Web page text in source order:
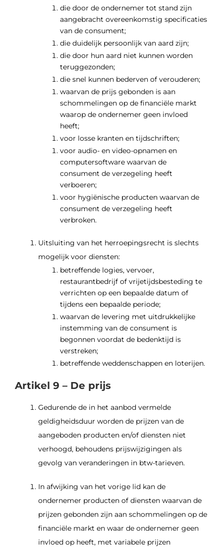
die door de ondernemer tot stand zijn
aangebracht overeenkomstig specificaties
van de consument;
die duidelijk persoonlijk van aard zijn;
die door hun aard niet kunnen worden
teruggezonden;
die snel kunnen bederven of verouderen;
waarvan de prijs gebonden is aan
schommelingen op de financiële markt
waarop de ondernemer geen invloed
heeft;
voor losse kranten en tijdschriften;
voor audio- en video-opnamen en
computersoftware waarvan de
consument de verzegeling heeft
verboeren;
voor hygiënische producten waarvan de
consument de verzegeling heeft
verbroken.
Uitsluiting van het herroepingsrecht is slechts
mogelijk voor diensten:
betreffende logies, vervoer,
restaurantbedrijf of vrijetijdsbesteding te
verrichten op een bepaalde datum of
tijdens een bepaalde periode;
waarvan de levering met uitdrukkelijke
instemming van de consument is
begonnen voordat de bedenktijd is
verstreken;
betreffende weddenschappen en loterijen.
Artikel 9 – De prijs
Gedurende de in het aanbod vermelde
geldigheidsduur worden de prijzen van de
aangeboden producten en/of diensten niet
verhoogd, behoudens prijswijzigingen als
gevolg van veranderingen in btw-tarieven.
In afwijking van het vorige lid kan de
ondernemer producten of diensten waarvan de
prijzen gebonden zijn aan schommelingen op de
financiële markt en waar de ondernemer geen
invloed op heeft, met variabele prijzen